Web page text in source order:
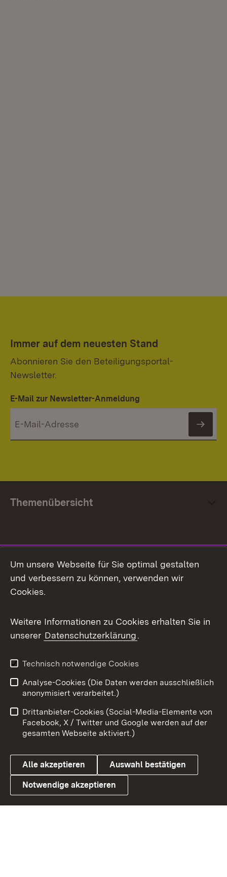
Immer auf dem neuesten Stand
Abonnieren Sie den Beteiligungsportal-
Newsletter.
E-Mail zur Newsletter-Anmeldung
Themenübersicht
Facebook
X / Twitter
Youtube
Link zum Landesportal
Impressum
Kontakt
Barrierefreiheit
Datenschutz
Cookies
Um unsere Webseite für Sie optimal gestalten
und verbessern zu können, verwenden wir
Cookies.
Weitere Informationen zu Cookies erhalten Sie in
unserer Datenschutzerklärung.
Technisch notwendige Cookies
Analyse-Cookies (Die Daten werden ausschließlich
anonymisiert verarbeitet.)
Drittanbieter-Cookies (Social-Media-Elemente von
Facebook, X / Twitter und Google werden auf der
gesamten Webseite aktiviert.)
Alle akzeptieren Auswahl bestätigen
Notwendige akzeptieren